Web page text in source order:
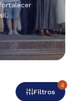
Filtros
4